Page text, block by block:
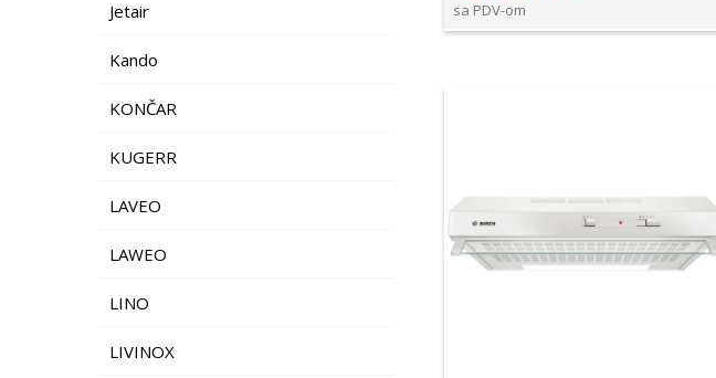
Jetair
Kando
KONČAR
KUGERR
LAVEO
LAWEO
LINO
LIVINOX
sa PDV-om